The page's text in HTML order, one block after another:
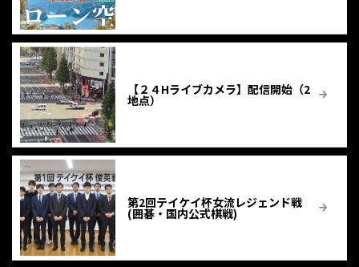
【２４Hライブカメラ】配信開始（2
地点）
第2回テイケイ杯女流レジェンド戦
(囲碁・国内公式棋戦)